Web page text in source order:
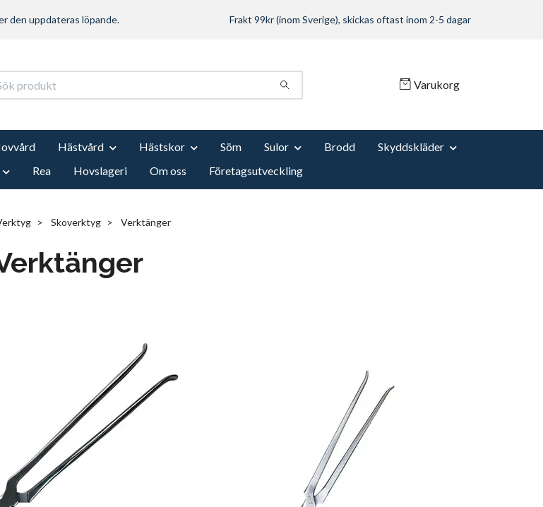
den uppdateras löpande. Frakt 99kr (inom Sverige), skickas oftast inom 2-5 dagar
Varukorg
Hästvård Hästskor Söm Sulor Brodd
Skyddskläder
Rea Hovslageri Om oss Företagsutveckling
Skoverktyg Verktänger